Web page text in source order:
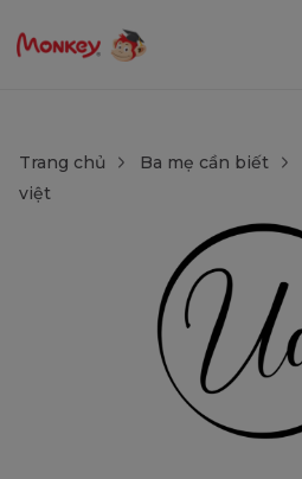
Trang chủ Ba mẹ cần biết
việt